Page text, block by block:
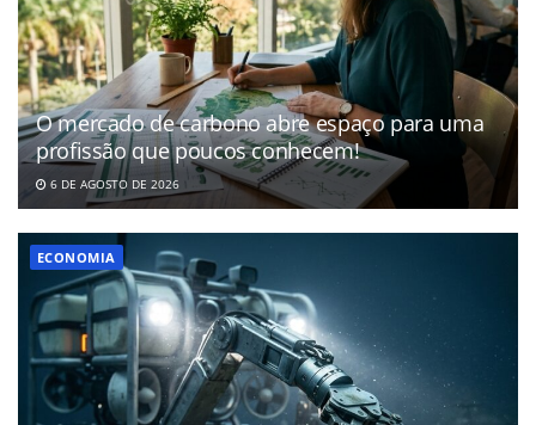
O mercado de carbono abre espaço para uma
profissão que poucos conhecem!
6 DE AGOSTO DE 2026
ECONOMIA